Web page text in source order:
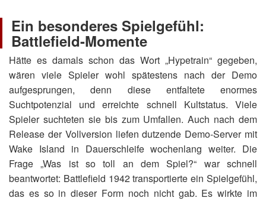
Ein besonderes Spielgefühl:
Battlefield-Momente
Hätte es damals schon das Wort „Hypetrain“ gegeben,
wären viele Spieler wohl spätestens nach der Demo
aufgesprungen, denn diese entfaltete enormes
Suchtpotenzial und erreichte schnell Kultstatus. Viele
Spieler suchteten sie bis zum Umfallen. Auch nach dem
Release der Vollversion liefen dutzende Demo-Server mit
Wake Island in Dauerschleife wochenlang weiter. Die
Frage „Was ist so toll an dem Spiel?“ war schnell
beantwortet: Battlefield 1942 transportierte ein Spielgefühl,
das es so in dieser Form noch nicht gab. Es wirkte im